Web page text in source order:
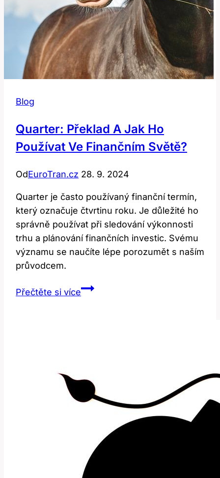
Blog
Quarter: Překlad A Jak Ho
Používat Ve Finančním Světě?
OdEuroTran.cz 28. 9. 2024
Quarter je často používaný finanční termín,
který označuje čtvrtinu roku. Je důležité ho
správně používat při sledování výkonnosti
trhu a plánování finančních investic. Svému
významu se naučíte lépe porozumět s naším
průvodcem.
Přečtěte si víceQuarter:
Finančním
Světě?